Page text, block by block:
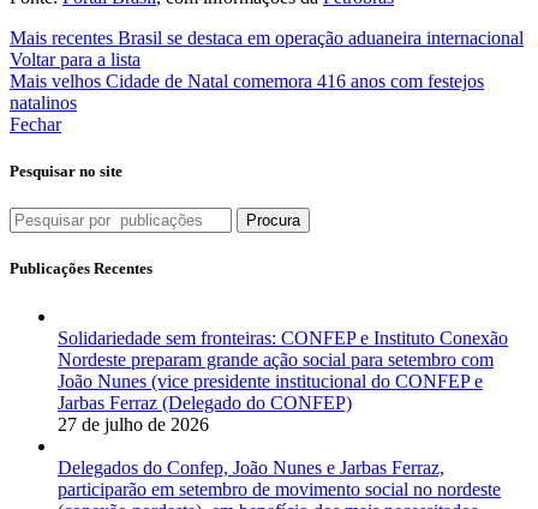
Mais recentes Brasil se destaca em operação aduaneira internacional
Voltar para a lista
Mais velhos Cidade de Natal comemora 416 anos com festejos
natalinos
Fechar
Pesquisar no site
Procura
Publicações Recentes
Solidariedade sem fronteiras: CONFEP e Instituto Conexão
Nordeste preparam grande ação social para setembro com
João Nunes (vice presidente institucional do CONFEP e
Jarbas Ferraz (Delegado do CONFEP)
27 de julho de 2026
Delegados do Confep, João Nunes e Jarbas Ferraz,
participarão em setembro de movimento social no nordeste